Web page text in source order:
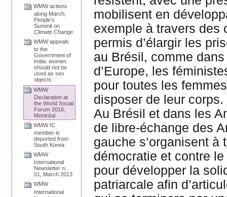
WMW actions
along March;
People’s
Summit on
Climate Change
WMW appeals
to the
Government of
India: women
should not be
used as sex
objects
WMW
Declaration at
the World Social
Forum 2016,
Montréal
WMW IC
member is
deported from
South Korea
WMW
International
Newsletter n.
01, March 2013
WMW
International
mobilisent en
exemple à travers des
permis d’élargir les
au Brésil, comme
d’Europe, les
pour toutes les
disposer de leur corps.
Au Brésil et dans les
de libre-échange des
gauche s’organisent
démocratie et contre
pour développer la
patriarcale afin